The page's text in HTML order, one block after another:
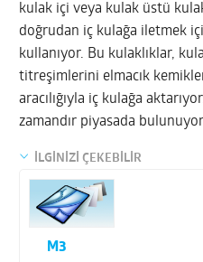
kulak içi veya kulak üstü
doğrudan iç kulağa iletmek
kullanıyor. Bu kulaklıklar,
titreşimlerini elmacık
aracılığıyla iç kulağa
zamandır piyasada
İLGİNİZİ ÇEKEBİLİR
M3